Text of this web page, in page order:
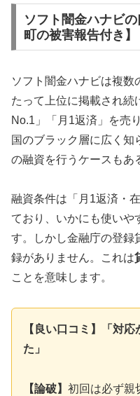
ソフト闇金ハナビ
町の被害報告付き】
ソフト闇金ハナビは複数
たって上位に掲載され続
No.1」「月1返済」を売
国のブラック層に広く知
の融資を行うケースもあ
融資条件は「月1返済・
ており、いかにも使いや
す。しかし金融庁の登録
録がありません。これは
ことを意味します。
【良い口コミ】「対
た」
【論破】 初回は必ず親